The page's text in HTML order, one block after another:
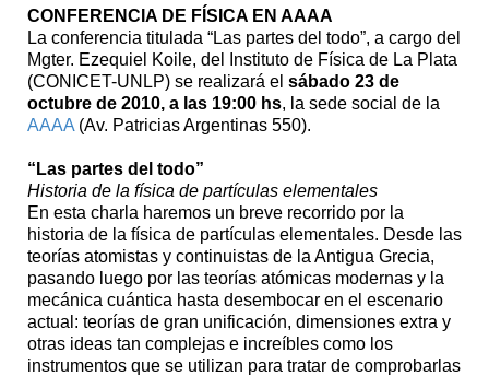
CONFERENCIA DE FÍSICA EN AAAA
La conferencia titulada “Las partes del todo”, a cargo del
Mgter. Ezequiel Koile, del Instituto de Física de La Plata
(CONICET-UNLP) se realizará el sábado 23 de
octubre de 2010, a las 19:00 hs, la sede social de la
AAAA (Av. Patricias Argentinas 550).
“Las partes del todo”
Historia de la física de partículas elementales
En esta charla haremos un breve recorrido por la
historia de la física de partículas elementales. Desde las
teorías atomistas y continuistas de la Antigua Grecia,
pasando luego por las teorías atómicas modernas y la
mecánica cuántica hasta desembocar en el escenario
actual: teorías de gran unificación, dimensiones extra y
otras ideas tan complejas e increíbles como los
instrumentos que se utilizan para tratar de comprobarlas